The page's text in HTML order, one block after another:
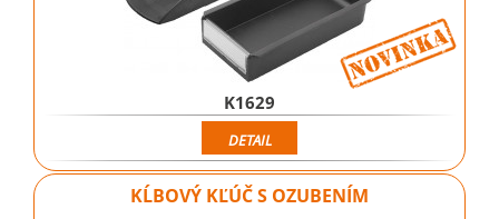
K1629
DETAIL
KĹBOVÝ KĽÚČ S OZUBENÍM